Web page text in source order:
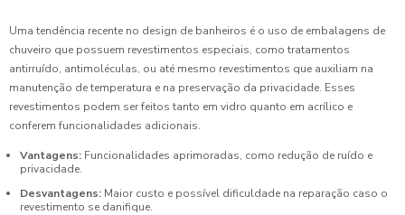
Uma tendência recente no design de banheiros é o uso de embalagens de
chuveiro que possuem revestimentos especiais, como tratamentos
antirruído, antimoléculas, ou até mesmo revestimentos que auxiliam na
manutenção de temperatura e na preservação da privacidade. Esses
revestimentos podem ser feitos tanto em vidro quanto em acrílico e
conferem funcionalidades adicionais.
Vantagens: Funcionalidades aprimoradas, como redução de ruído e
privacidade.
Desvantagens: Maior custo e possível dificuldade na reparação caso o
revestimento se danifique.